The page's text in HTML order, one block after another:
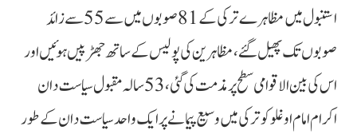
استنبول میں مظاہرے ترکی کے 81 صوبوں میں سے 55 سے زائد
صوبوں تک پھیل گئے، مظاہرین کی پولیس کے ساتھ جھڑپیں ہوئیں اور
اس کی بین الاقوامی سطح پر مذمت کی گئی، 53 سالہ مقبول سیاست دان
اکرام امام اوغلو کو ترکی میں وسیع پیمانے پر ایک واحد سیاست دان کے طور